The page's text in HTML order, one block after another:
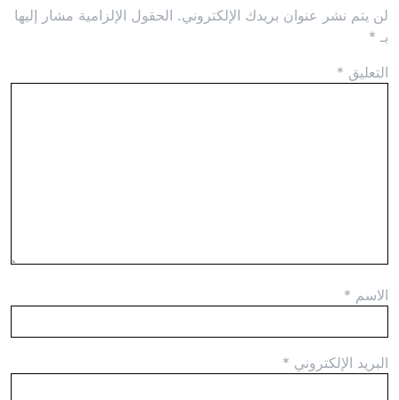
لن يتم نشر عنوان بريدك الإلكتروني. الحقول الإلزامية مشار إليها
بـ *
التعليق *
الاسم *
البريد الإلكتروني *